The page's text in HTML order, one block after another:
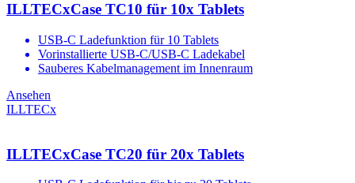
ILLTECxCase TC10 für 10x Tablets
USB-C Ladefunktion für 10 Tablets
Vorinstallierte USB-C/USB-C Ladekabel
Sauberes Kabelmanagement im Innenraum
Ansehen
ILLTECx
ILLTECxCase TC20 für 20x Tablets